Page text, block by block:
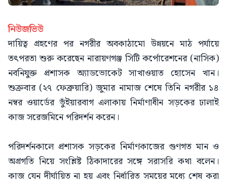
নিউজভিউ
দায়িত্ব গ্রহণের পর নগরীর অবকাঠামো উন্নয়নে মাঠ পর্যায়ে
তৎপরতা শুরু করেছেন নারায়ণগঞ্জ সিটি কর্পোরেশনের (নাসিক)
নবনিযুক্ত প্রশাসক অ্যাডভোকেট সাখাওয়াত হোসেন খান।
শুক্রবার (২৭ ফেব্রুয়ারি) জুমার নামাজ শেষে তিনি নগরীর ১৪
নম্বর ওয়ার্ডের ভুঁইয়ারবাগ এলাকায় নির্মাণাধীন সড়কের ঢালাই
কাজ সরেজমিনে পরিদর্শন করেন।
পরিদর্শনকালে প্রশাসক সড়কের নির্মাণকাজের গুণগত মান ও
অগ্রগতি নিয়ে সংশ্লিষ্ট ঠিকাদারের সঙ্গে সরাসরি কথা বলেন।
কাজ যেন দীর্ঘায়িত না হয় এবং নির্ধারিত সময়ের মধ্যে শেষ করা